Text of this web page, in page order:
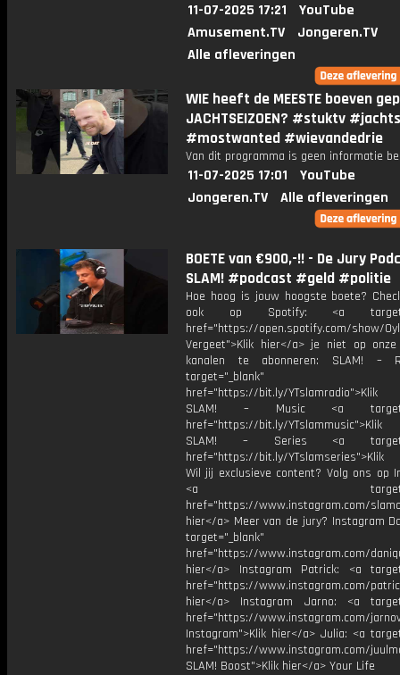
11-07-2025 17:21
YouTube
Amusement.TV
Jongeren.TV
Alle afleveringen
WIE heeft de MEESTE boeven
JACHTSEIZOEN? #stuktv
#mostwanted #wievandedrie
Van dit programma is geen informatie
11-07-2025 17:01
YouTube
Jongeren.TV
Alle afleveringen
BOETE van €900,-!! - De Jury
SLAM! #podcast #geld #politie
Hoe hoog is jouw hoogste boete?
ook op Spotify: <a
href="https://open.spotify.com/show/
Vergeet">Klik hier</a> je niet op onze
kanalen te abonneren: SLAM! –
target="_blank"
href="https://bit.ly/
SLAM! – Music <a
href="https://bit.ly/
SLAM! – Series <a
href="https://bit.ly/
Wil jij exclusieve content? Volg ons op
<a
href="https://www.instagram.com/
hier</a> Meer van de jury? Instagram
target="_blank"
href="https://www.instagram.com/
hier</a> Instagram Patrick: <a
href="https://www.instagram.com/
hier</a> Instagram Jarno: <a
href="https://www.instagram.com/
Instagram">Klik hier</a> Julia: <a
href="https://www.instagram.com/
SLAM! Boost">Klik hier</a> Your Life